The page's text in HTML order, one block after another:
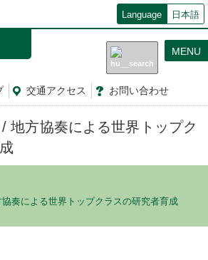
Language 日本語
交通アクセス お問い合わせ
MENU
地方協奏による世界トップク
奏による世界トップクラスの研究者育成